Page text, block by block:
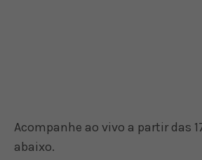
Acompanhe ao vivo a partir das
abaixo.